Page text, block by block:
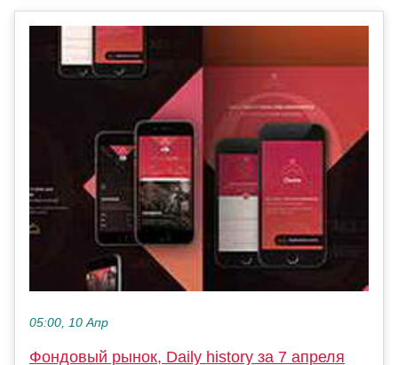
05:00, 10 Апр
Фондовый рынок, Daily history за 7 апреля